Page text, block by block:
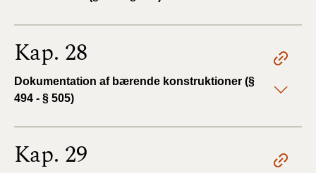
Kap. 28
Dokumentation af bærende konstruktioner (§
494 - § 505)
Kap. 29